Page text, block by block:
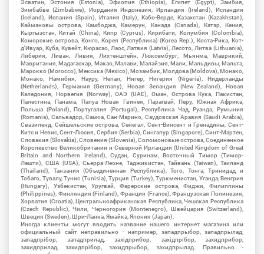
Эсватин, Эстония (Estonia), Эфиопия (Ethiopia), Египет (Egypt), Замбия,
Зимбабве (Zimbabwe), Иордания Индонезия, Ирландия (Ireland), Исландия
(Iceland), Испания (Spain), Италия (Italy), Кабо-Верде, Казахстан (Kazakhstan),
Каймановы острова, Камбоджа, Камерун, Канада (Canada), Катар, Кения,
Кыргызстан, Китай (China), Кипр (Cyprus), Кирибати, Колумбия (Colombia),
Коморские острова, Конго, Корея (Республика) (Korea Rep.), Коста-Рика, Кот-
д'Ивуар, Куба, Кувейт, Кюрасао, Лаос, Латвия (Latvia), Лесото, Литва (Lithuania),
Либерия, Ливан, Ливия, Лихтенштейн, Люксембург, Мьянма, Маврикий,
Мавритания, Мадагаскар, Макао, Малави, Малайзия, Мали, Мальдивы, Мальта,
Марокко (Morocco), Мексика (Mexico), Мозамбик, Молдова (Moldova), Монако,
Монако, Намибия, Науру, Непал, Нигер, Нигерия (Nigeria), Нидерланды
(Netherlands), Германия (Germany), Новая Зеландия (New Zealand), Новая
Каледония, Норвегия (Norway), ОАЭ (UAE), Оман, Острова Кука, Пакистан,
Палестина, Панама, Папуа Новая Гвинея, Парагвай, Перу, Южная Африка,
Польша (Poland), Португалия (Portugal), Республика Чад, Руанда, Румыния
(Romania), Сальвадор, Самоа, Сан-Марино, Саудовская Аравия (Saudi Arabia),
Свазиленд, Сейшельские острова, Сенегал, Сент-Винсент и Гренадины, Сент-
Китс и Невис, Сент-Люсия, Сербия (Serbia), Сингапур (Singapore), Синт-Мартен,
Словакия (Slovakia), Словения (Slovenia), Соломоновые острова, Соединенное
Королевство Великобритании и Северной Ирландии (United Kingdom of Great
Britain and Northern Ireland), Судан, Суринам, Восточный Тимор (Тимор-
Лешти), США (USA), Сьерра-Леоне, Таджикистан, Тайвань (Taiwan), Таиланд
(Thailand), Танзания (Объединенная Республика), Того, Тонга, Тринидад и
Тобаго, Тувалу, Тунис (Tunisia), Турция (Turkey), Туркменистан, Уганда, Венгрия
(Hungary), Узбекистан, Уругвай, Фарерские острова, Фиджи, Филиппины
(Philippines), Финляндия (Finland), Франция (France), Французская Полинезия,
Хорватия (Croatia), Центральноафриканская Республика, Чешская Республика
(Czech Republic), Чили, Черногория (Montenegro), Швейцария (Switzerland),
Швеция (Sweden), Шри-Ланка, Ямайка, Япония (Japan).
Иногда клиенты могут вводить название нашего интернет магазина или
официальный сайт неправильно - например, западпрыбор, западпрылад,
западпрібор, западприлад, західприбор, західпрібор, захидприбор,
захидприлад, захидпрібор, захидпрыбор, захидпрылад. Правильно -